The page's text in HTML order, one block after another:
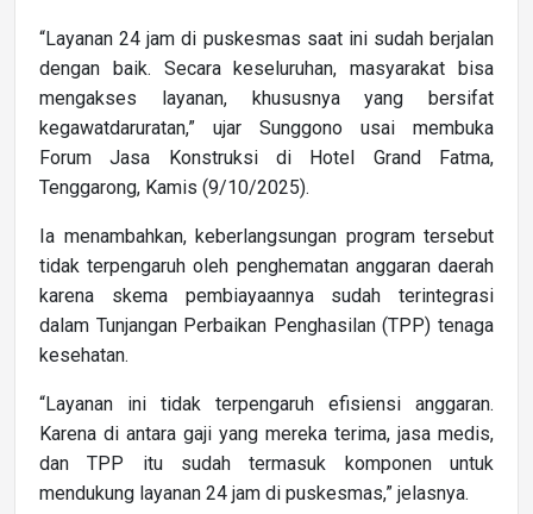
“Layanan 24 jam di puskesmas saat ini sudah berjalan
dengan baik. Secara keseluruhan, masyarakat bisa
mengakses layanan, khususnya yang bersifat
kegawatdaruratan,” ujar Sunggono usai membuka
Forum Jasa Konstruksi di Hotel Grand Fatma,
Tenggarong, Kamis (9/10/2025).
Ia menambahkan, keberlangsungan program tersebut
tidak terpengaruh oleh penghematan anggaran daerah
karena skema pembiayaannya sudah terintegrasi
dalam Tunjangan Perbaikan Penghasilan (TPP) tenaga
kesehatan.
“Layanan ini tidak terpengaruh efisiensi anggaran.
Karena di antara gaji yang mereka terima, jasa medis,
dan TPP itu sudah termasuk komponen untuk
mendukung layanan 24 jam di puskesmas,” jelasnya.